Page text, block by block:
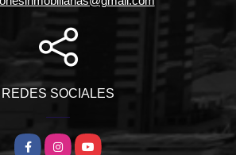
REDES SOCIALES
FacebookInstagramYouTube